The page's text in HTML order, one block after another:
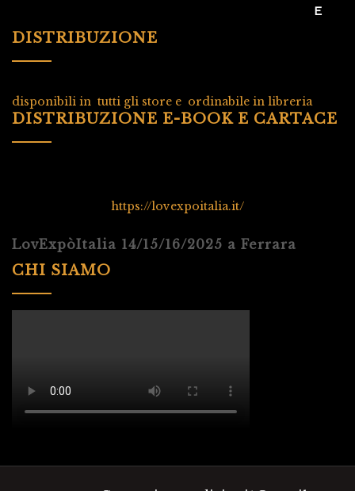
DISTRIBUZIONE
disponibili in tutti gli store e ordinabile in libreria
DISTRIBUZIONE E-BOOK E CARTACE
https://lovexpoitalia.it/
LovExpòItalia 14/15/16/2025 a Ferrara
CHI SIAMO